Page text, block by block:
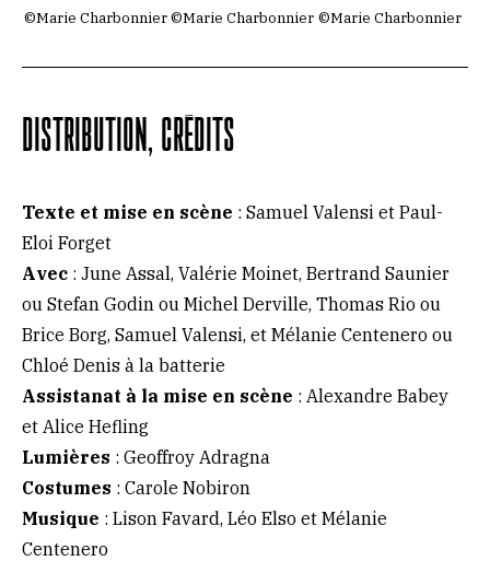
©Marie Charbonnier ©Marie Charbonnier ©Marie Charbonnier
DISTRIBUTION, CRÉDITS
Texte et mise en scène : Samuel Valensi et Paul-
Eloi Forget
Avec : June Assal, Valérie Moinet, Bertrand Saunier
ou Stefan Godin ou Michel Derville, Thomas Rio ou
Brice Borg, Samuel Valensi, et Mélanie Centenero ou
Chloé Denis à la batterie
Assistanat à la mise en scène : Alexandre Babey
et Alice Hefling
Lumières : Geoffroy Adragna
Costumes : Carole Nobiron
Musique : Lison Favard, Léo Elso et Mélanie
Centenero